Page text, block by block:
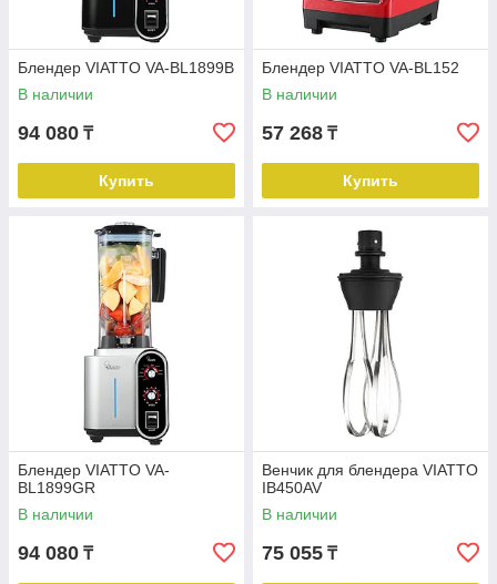
Блендер VIATTO VA-BL1899B
В наличии
94 080 ₸
Купить
Блендер VIATTO VA-BL152
В наличии
57 268 ₸
Купить
Блендер VIATTO VA-
BL1899GR
В наличии
94 080 ₸
Венчик для блендера VIATTO
IB450AV
В наличии
75 055 ₸